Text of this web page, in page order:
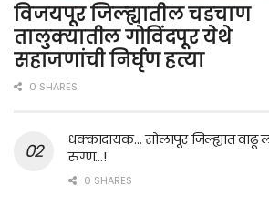
विजयपूर जिल्ह्यातील चडचाण
तालुक्यातील गोविंदपूर येथे
सहाजणांची निर्घृण हत्या
0 SHARES
धक्कादायक… सोलापूर जिल्ह्यात
रुग्ण…!
0 SHARES